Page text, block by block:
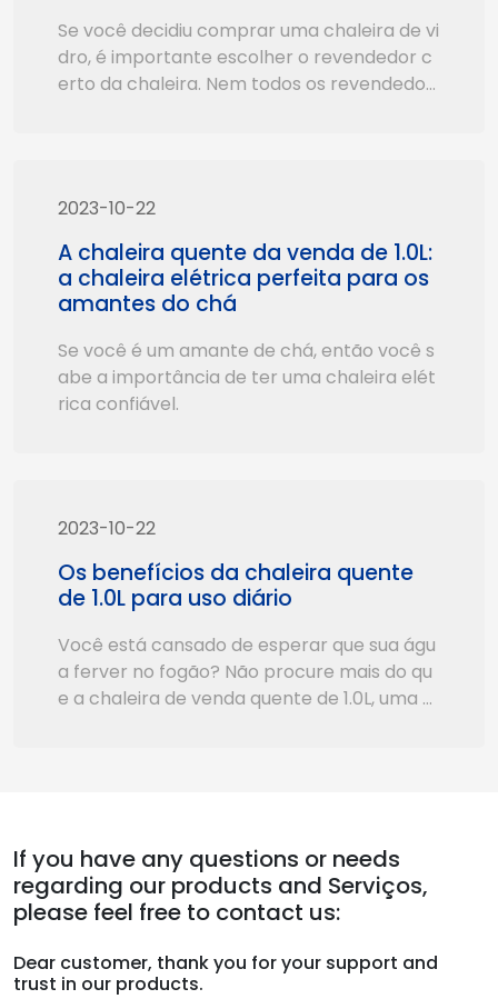
Se você decidiu comprar uma chaleira de vi
dro, é importante escolher o revendedor c
erto da chaleira. Nem todos os revendedor
2023-10-22
A chaleira quente da venda de 1.0L:
a chaleira elétrica perfeita para os
amantes do chá
Se você é um amante de chá, então você s
abe a importância de ter uma chaleira elét
rica confiável.
2023-10-22
Os benefícios da chaleira quente
de 1.0L para uso diário
Você está cansado de esperar que sua águ
a ferver no fogão? Não procure mais do qu
e a chaleira de venda quente de 1.0L, uma c
If you have any questions or needs
regarding our products and Serviços,
please feel free to contact us:
Dear customer, thank you for your support and
trust in our products.